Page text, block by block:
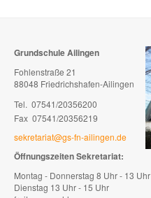
Grundschule Ailingen
Fohlenstraße 21
88048 Friedrichshafen-Ailingen
Tel. 07541/20356200
Fax 07541/20356219
sekretariat@gs-fn-ailingen.de
Öffnungszeiten Sekretariat:
Montag - Donnerstag 8 Uhr - 13 Uhr
Dienstag 13 Uhr - 15 Uhr